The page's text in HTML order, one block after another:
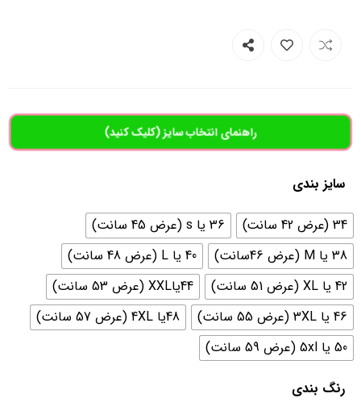
راهنمای انتخاب سایز (کلیک کنید)
سایز بندی
34 (عرض 42 سانت)
36 یا s (عرض 45 سانت)
38 یا M (عرض 46سانت)
40 یا L (عرض 48 سانت)
42 یا XL (عرض 51 سانت)
44یاXXL (عرض 53 سانت)
46 یا 3XL (عرض 55 سانت)
48یا 4XL (عرض 57 سانت)
50 یا 5xl (عرض 59 سانت)
رنگ بندی